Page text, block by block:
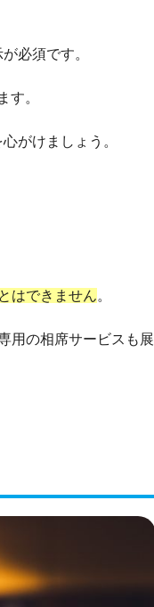
必須です。
す。
がけましょう。
はできません。
用の相席サービスも展